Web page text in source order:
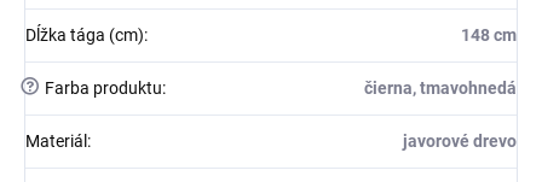
Dĺžka tága (cm): 148 cm
? Farba produktu: čierna, tmavohnedá
Materiál : javorové drevo